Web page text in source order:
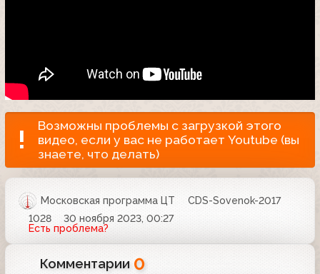
Возможны проблемы с загрузкой этого
видео, если у вас не работает Youtube (вы
знаете, что делать)
Московская программа ЦТ
CDS-Sovenok-2017
1028
30 ноября 2023, 00:27
Есть проблема?
Комментарии 0